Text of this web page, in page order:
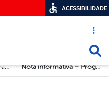
Acesso
Desenvolvimento Rural e Meio Ambiente > Nota informativa – Programa Garantia Safra
ACESSIBILIDADE